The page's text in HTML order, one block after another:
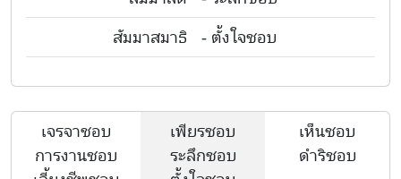
สัมมาสมาธิ
- ตั้งใจชอบ
เจรจาชอบ
การงานชอบ
เพียรชอบ
ระลึกชอบ
เห็นชอบ
ดำริชอบ